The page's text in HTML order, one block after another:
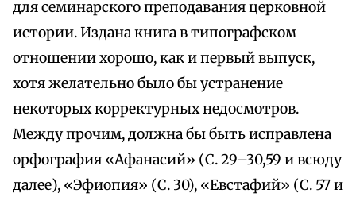
для семинарского преподавания церковной
истории. Издана книга в типографском
отношении хорошо, как и первый выпуск,
хотя желательно было бы устранение
некоторых корректурных недосмотров.
Между прочим, должна бы быть исправлена
орфография «Афанасий» (С. 29–30,59 и всюду
далее), «Эфиопия» (С. 30), «Евстафий» (С. 57 и